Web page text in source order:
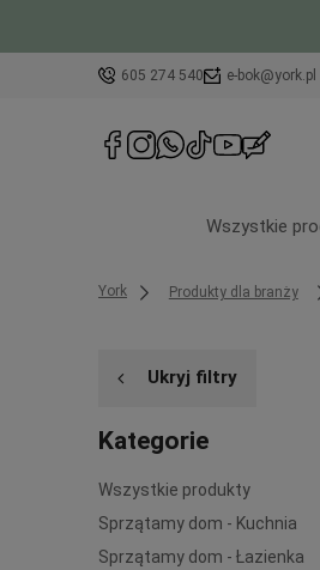
605 274 540 e-bok@york.pl
Wszystkie
York Produkty dla branży
Ukryj filtry
Kategorie
Wszystkie produkty
Sprzątamy dom - Kuchnia
Sprzątamy dom - Łazienka